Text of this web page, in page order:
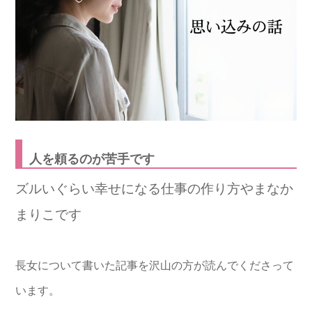
人を頼るのが苦手です
ズルいぐらい幸せになる仕事の作り方やまなか
まりこです
長女について書いた記事を沢山の方が読んでくださって
います。